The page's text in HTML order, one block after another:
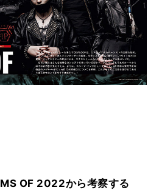
OF 2022から考察する